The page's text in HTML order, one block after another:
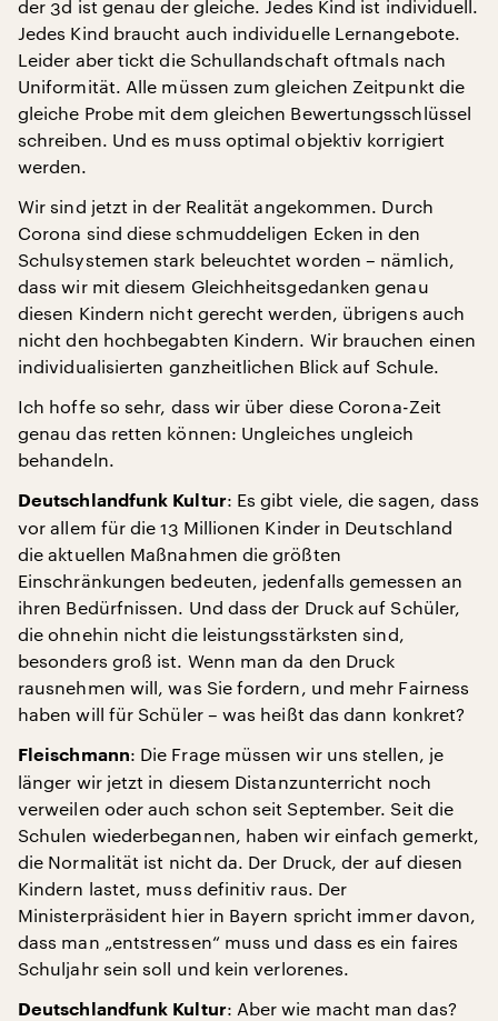
der 3d ist genau der gleiche. Jedes Kind ist individuell.
Jedes Kind braucht auch individuelle Lernangebote.
Leider aber tickt die Schullandschaft oftmals nach
Uniformität. Alle müssen zum gleichen Zeitpunkt die
gleiche Probe mit dem gleichen Bewertungsschlüssel
schreiben. Und es muss optimal objektiv korrigiert
werden.
Wir sind jetzt in der Realität angekommen. Durch
Corona sind diese schmuddeligen Ecken in den
Schulsystemen stark beleuchtet worden – nämlich,
dass wir mit diesem Gleichheitsgedanken genau
diesen Kindern nicht gerecht werden, übrigens auch
nicht den hochbegabten Kindern. Wir brauchen einen
individualisierten ganzheitlichen Blick auf Schule.
Ich hoffe so sehr, dass wir über diese Corona-Zeit
genau das retten können: Ungleiches ungleich
behandeln.
Deutschlandfunk Kultur: Es gibt viele, die sagen, dass
vor allem für die 13 Millionen Kinder in Deutschland
die aktuellen Maßnahmen die größten
Einschränkungen bedeuten, jedenfalls gemessen an
ihren Bedürfnissen. Und dass der Druck auf Schüler,
die ohnehin nicht die leistungsstärksten sind,
besonders groß ist. Wenn man da den Druck
rausnehmen will, was Sie fordern, und mehr Fairness
haben will für Schüler – was heißt das dann konkret?
Fleischmann: Die Frage müssen wir uns stellen, je
länger wir jetzt in diesem Distanzunterricht noch
verweilen oder auch schon seit September. Seit die
Schulen wiederbegannen, haben wir einfach gemerkt,
die Normalität ist nicht da. Der Druck, der auf diesen
Kindern lastet, muss definitiv raus. Der
Ministerpräsident hier in Bayern spricht immer davon,
dass man „entstressen“ muss und dass es ein faires
Schuljahr sein soll und kein verlorenes.
Deutschlandfunk Kultur: Aber wie macht man das?